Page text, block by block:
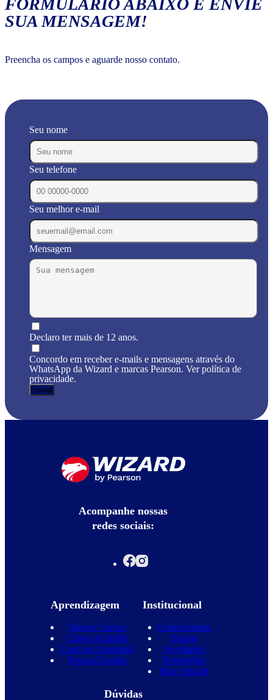
FORMULÁRIO ABAIXO E ENVIE
SUA MENSAGEM!
Preencha os campos e aguarde nosso contato.
Seu nome
Seu telefone
Seu melhor e-mail
Mensagem
Declaro ter mais de 12 anos.
Concordo em receber e-mails e mensagens através do
WhatsApp da Wizard e marcas Pearson. Ver política de
privacidade.
Acompanhe nossas
redes sociais:
Aprendizagem
Nossos Cursos
Curso de Inglês
Curso de Espanhol
Nossas Escolas
Institucional
Quem Somos
Equipe
Novidades
Promoções
Blog Wizard
Dúvidas